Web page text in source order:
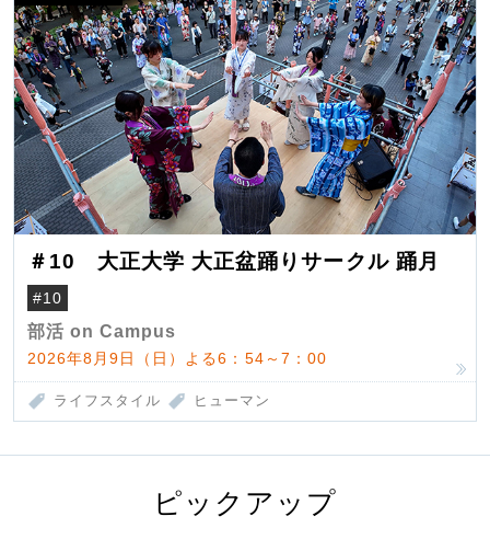
＃10 大正大学 大正盆踊りサークル 踊月
#10
部活 on Campus
2026年8月9日（日）よる6：54～7：00
ライフスタイル ヒューマン
ピックアップ